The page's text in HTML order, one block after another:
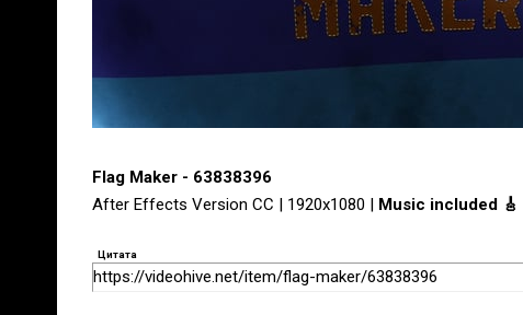
Flag Maker - 63838396
After Effects Version CC | 1920x1080 | Music included 🎸
Цитата
https://videohive.net/item/flag-maker/63838396